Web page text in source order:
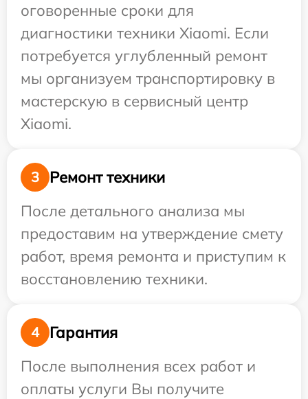
оговоренные сроки для
диагностики техники Xiaomi. Если
потребуется углубленный ремонт
мы организуем транспортировку в
мастерскую в сервисный центр
Xiaomi.
3
Ремонт техники
После детального анализа мы
предоставим на утверждение смету
работ, время ремонта и приступим к
восстановлению техники.
4
Гарантия
После выполнения всех работ и
оплаты услуги Вы получите